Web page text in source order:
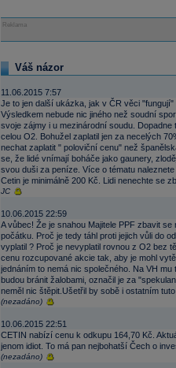
Reklama
Váš názor
11.06.2015 7:57
Je to jen další ukázka, jak v ČR věci
Výsledkem nebude nic jiného než soudní
svoje zájmy i u mezinárodní soudu. Dopadne
celou O2. Bohužel zaplatil jen za necelých
nechat zaplatit " poloviční cenu" než
se, že lidé vnímají boháče jako gaunery,
svou duši za peníze. Více o tématu
Cetin je minimálně 200 Kč. Lidi nenechte se
JC
10.06.2015 22:59
A vůbec! Že je snahou Majitele PPF zbavit
počátku. Proč je tedy táhl proti jejich vůli do
vyplatil ? Proč je nevyplatil rovnou z O2 bez
cenu rozcupované akcie tak, aby je mohl
jednáním to nemá nic společného. Na VH
budou bránit žalobami, označil je za
neměl nic štěpit.Ušetřil by sobě i ostatním
(nezadáno)
10.06.2015 22:51
CETIN nabízí cenu k odkupu 164,70 Kč.
jenom idiot. To má pan nejbohatší Čech o
(nezadáno)